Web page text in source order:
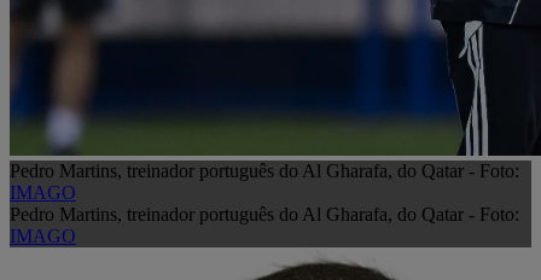
Pedro Martins, treinador português do Al Gharafa, do Qatar - Foto:
IMAGO
Pedro Martins, treinador português do Al Gharafa, do Qatar - Foto:
IMAGO